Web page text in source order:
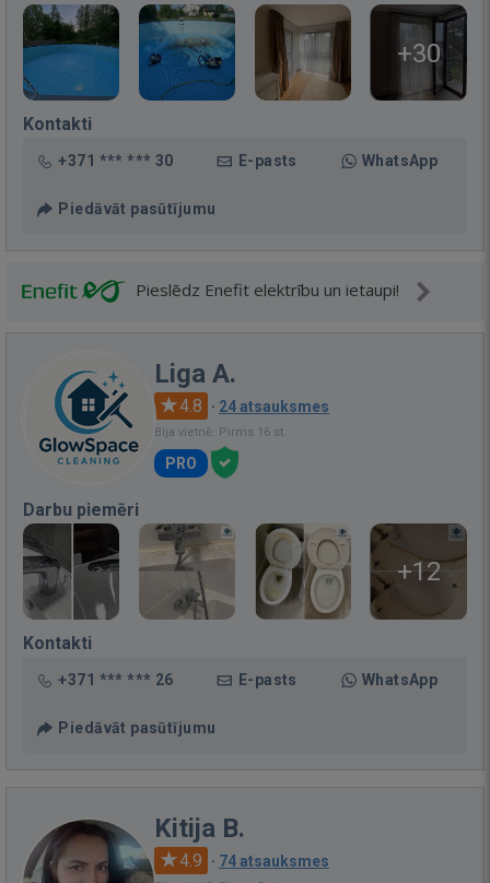
+30
Kontakti
+371 *** *** 30 E-pasts WhatsApp
Piedāvāt pasūtījumu
Pieslēdz Enefit elektrību un ietaupi!
Liga A.
4.8 · 24 atsauksmes
Bija vietnē: Pirms 16 st.
PRO
Darbu piemēri
+12
Kontakti
+371 *** *** 26 E-pasts WhatsApp
Piedāvāt pasūtījumu
Kitija B.
4.9 · 74 atsauksmes